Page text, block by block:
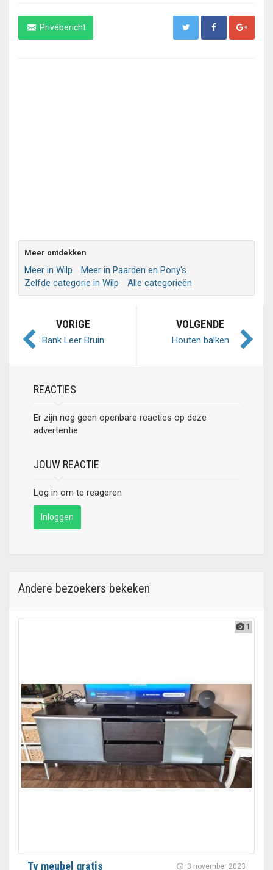
Privébericht
Meer ontdekken
Meer in Wilp
Meer in Paarden en Pony's
Zelfde categorie in Wilp
Alle categorieën
VORIGE
Bank Leer Bruin
VOLGENDE
Houten balken
REACTIES
Er zijn nog geen openbare reacties op deze
advertentie
JOUW REACTIE
Log in om te reageren
Inloggen
Andere bezoekers bekeken
1
3 november 2023
Tv meubel gratis